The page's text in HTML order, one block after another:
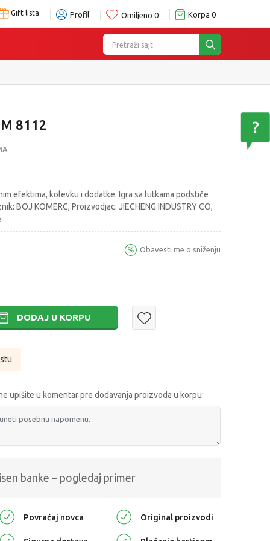
Gift lista Profil Omiljeno 0 Korpa 0
Pretraži sajt
8112
efektima, kolevku i dodatke. Igra sa lutkama podstiče
BOJ KOMERC, Proizvodjac: JIECHENG INDUSTRY CO,
Obavesti me o sniženju
DODAJ U KORPU
upišite u komentar pre dodavanja proizvoda u korpu:
banke – pogledaj primer
Povraćaj novca Original proizvodi